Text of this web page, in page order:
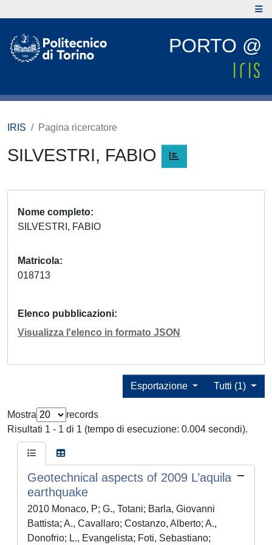
PORTO @
IRIS Pagina ricercatore
SILVESTRI, FABIO
Nome completo
SILVESTRI, FABIO
Matricola
018713
Elenco pubblicazioni
Visualizza l'elenco in formato JSON
Tutti (1)
Esportazione
Mostra
records
Risultati 1 - 1 di 1 (tempo di esecuzione: 0.004 secondi).
Geotechnical aspects of 2009 L’aquila
earthquake
2010 Monaco, P; G., Totani; Barla, Giovanni
Battista; A., Cavallaro; Costanzo, Alberto; A.,
Donofrio; L., Evangelista; Foti, Sebastiano;